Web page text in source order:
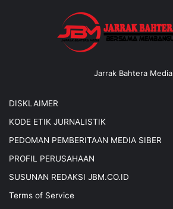
Jarrak Bahtera Media
DISKLAIMER
KODE ETIK JURNALISTIK
PEDOMAN PEMBERITAAN MEDIA SIBER
PROFIL PERUSAHAAN
SUSUNAN REDAKSI JBM.CO.ID
Terms of Service